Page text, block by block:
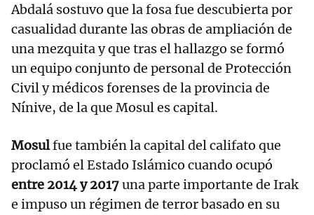
Abdalá sostuvo que la fosa fue descubierta por
casualidad durante las obras de ampliación de
una mezquita y que tras el hallazgo se formó
un equipo conjunto de personal de Protección
Civil y médicos forenses de la provincia de
Nínive, de la que Mosul es capital.
Mosulfue también la capital del califato que
proclamó el Estado Islámico cuando ocupó
entre 2014 y 2017una parte importante de Irak
e impuso un régimen de terror basado en su